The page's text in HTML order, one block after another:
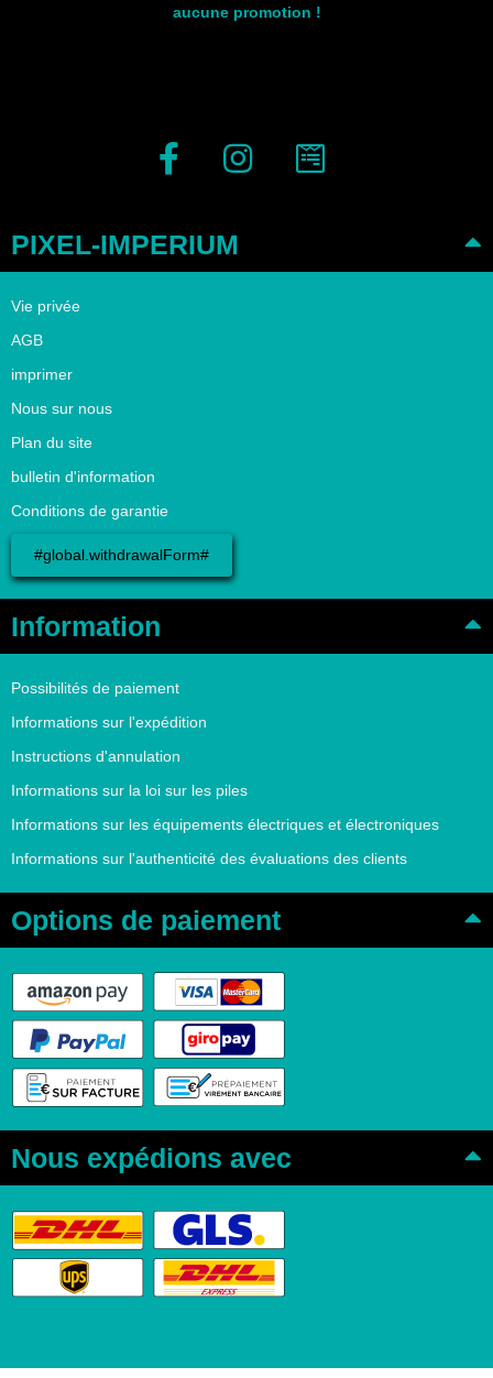
aucune promotion !
PIXEL-IMPERIUM
Vie privée
AGB
imprimer
Nous sur nous
Plan du site
bulletin d'information
Conditions de garantie
#global.withdrawalForm#
Information
Possibilités de paiement
Informations sur l'expédition
Instructions d'annulation
Informations sur la loi sur les piles
Informations sur les équipements électriques et électroniques
Informations sur l'authenticité des évaluations des clients
Options de paiement
Nous expédions avec